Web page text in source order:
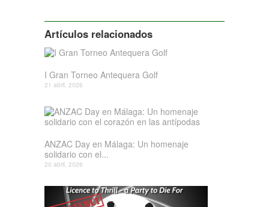
Artículos relacionados
I Gran Torneo Antequera Golf
21 abril, 2026
ANZAC Day en Málaga: Un homenaje
solidario con el...
20 abril, 2026